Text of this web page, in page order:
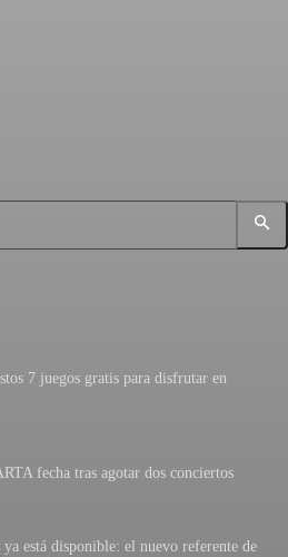
7 juegos gratis para disfrutar en
fecha tras agotar dos conciertos
está disponible: el nuevo referente de